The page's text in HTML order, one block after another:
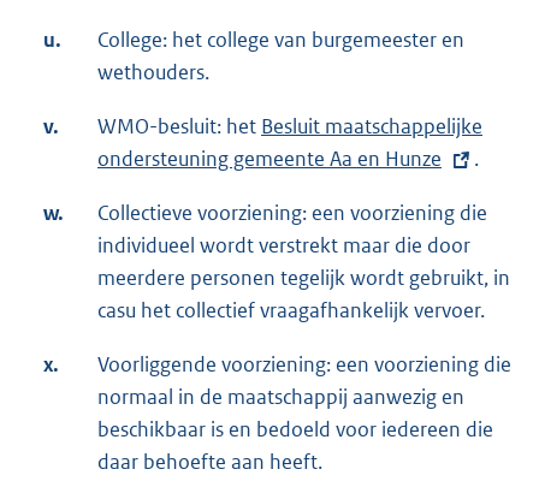
u.
College: het college van burgemeester en
wethouders.
v. WMO-besluit: het E
x
e
r
n
e
k
Besluit maatschappelijke
ondersteuning gemeente Aa en Hunze
.
w.
Collectieve voorziening: een voorziening die
individueel wordt verstrekt maar die door
meerdere personen tegelijk wordt gebruikt, in
casu het collectief vraagafhankelijk vervoer.
x.
Voorliggende voorziening: een voorziening die
normaal in de maatschappij aanwezig en
beschikbaar is en bedoeld voor iedereen die
daar behoefte aan heeft.